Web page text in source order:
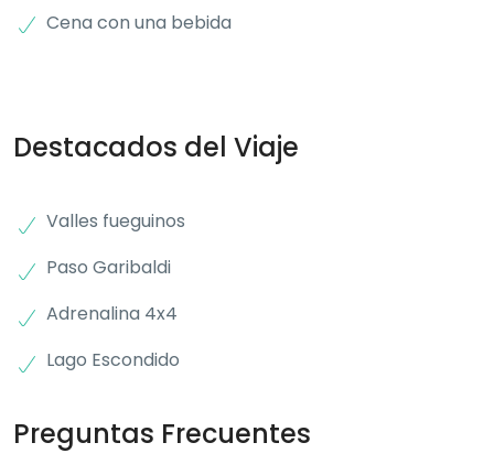
Cena con una bebida
Destacados del Viaje
Valles fueguinos
Paso Garibaldi
Adrenalina 4x4
Lago Escondido
Preguntas Frecuentes